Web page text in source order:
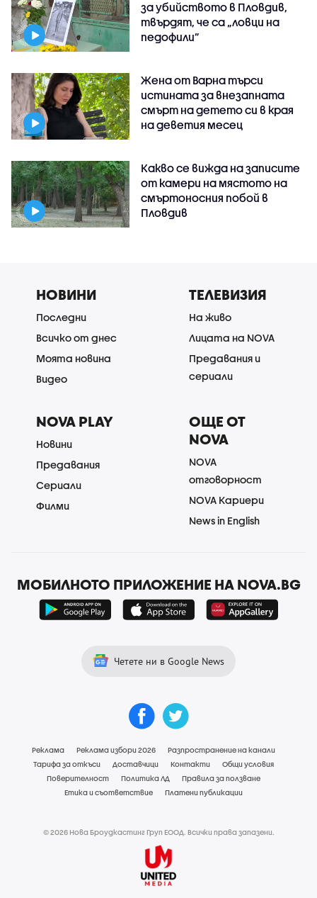
за убийството в Пловдив,
твърдят, че са „ловци на
педофили”
Жена от Варна търси
истината за внезапната
смърт на детето си в края
на деветия месец
Какво се вижда на записите
от камери на мястото на
смъртоносния побой в
Пловдив
НОВИНИ
Последни
Всичко от днес
Моята новина
Видео
ТЕЛЕВИЗИЯ
На живо
Лицата на NOVA
Предавания и
сериали
NOVA PLAY
Новини
Предавания
Сериали
Филми
ОЩЕ ОТ
NOVA
NOVA
отговорност
NOVA Кариери
News in English
МОБИЛНОТО ПРИЛОЖЕНИЕ НА NOVA.BG
Четете ни в Google News
Реклама Реклама избори 2026
Разпространение на канали
Тарифа за откъси
Доставчици Контакти
Общи условия
Поверителност
Политика ЛД
Правила за ползване
Етика и съответствие
Платени публикации
© 2026 Нова Броудкастинг Груп ЕООД. Всички права запазени.